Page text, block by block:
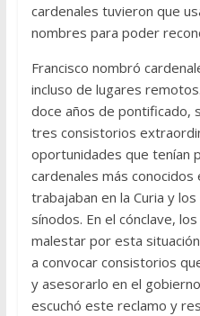
cardenales tuvieron que
nombres para poder
Francisco nombró
incluso de lugares
doce años de pontificado,
tres consistorios
oportunidades que tenían
cardenales más conocidos
trabajaban en la Curia y
sínodos. En el cónclave,
malestar por esta
a convocar consistorios
y asesorarlo en el
escuchó este reclamo y